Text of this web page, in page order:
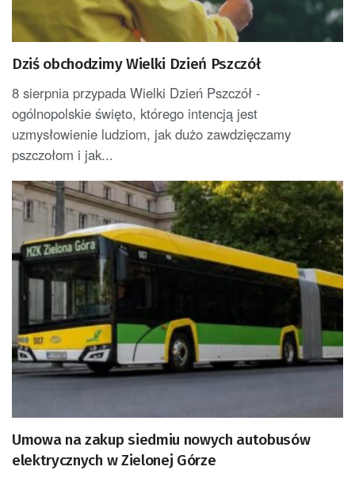
Dziś obchodzimy Wielki Dzień Pszczół
8 sierpnia przypada Wielki Dzień Pszczół -
ogólnopolskie święto, którego intencją jest
uzmysłowienie ludziom, jak dużo zawdzięczamy
pszczołom i jak...
Umowa na zakup siedmiu nowych autobusów
elektrycznych w Zielonej Górze